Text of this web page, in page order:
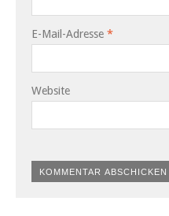
E-Mail-Adresse *
Website